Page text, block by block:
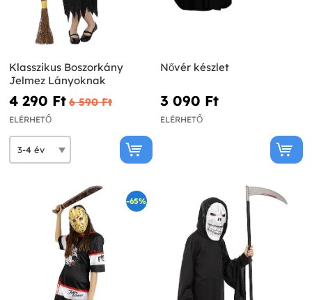
Klasszikus Boszorkány
Jelmez Lányoknak
4 290 Ft‎ 6 590 Ft‎
ELÉRHETŐ
Nővér készlet
3 090 Ft‎
ELÉRHETŐ
-65%